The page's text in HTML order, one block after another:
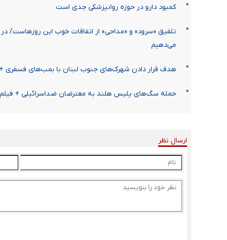
کمبود دارو در حوزه روانپزشکی جدی است
تلفیق «سرود» و «مداحی» از اتفاقات خوب این روزهاست/
می‌دهیم
هدف قرار دادن شهرک‌های جنوب لبنان با بمب‌های فسفری
حمله سگ‌های پلیس هلند به معترضان ضداسرائیلی + فیلم
ارسال نظر